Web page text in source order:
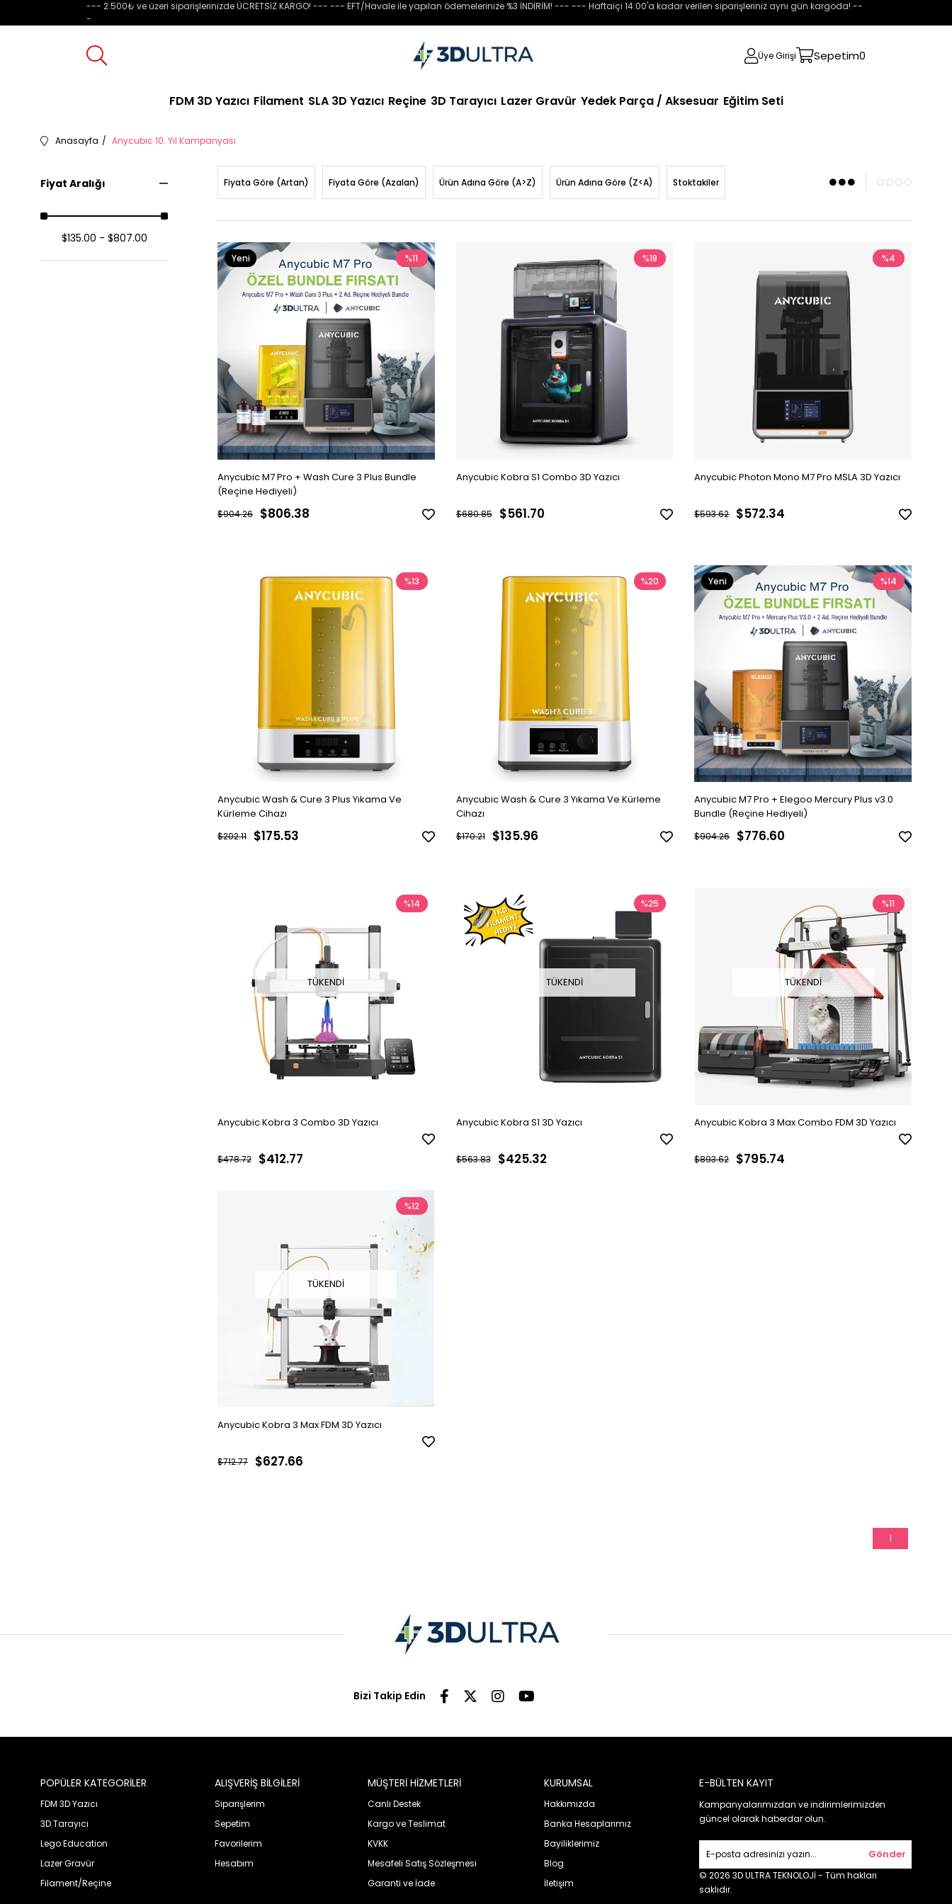
--- 2.500₺ ve üzeri siparişlerinizde ÜCRETSİZ KARGO! --- --- EFT/Havale ile yapılan ödemelerinize %3 İNDİRİM! --- --- Haftaiçi 14:00'a kadar verilen siparişleriniz aynı gün kargoda! --
-
Üye Girişi Sepetim0
FDM 3D Yazıcı Filament SLA 3D Yazıcı Reçine 3D Tarayıcı Lazer Gravür Yedek Parça / Aksesuar Eğitim Seti
Anasayfa Anycubic 10. Yıl Kampanyası
Fiyat Aralığı
$135.00 - $807.00
Fiyata Göre (Artan) Fiyata Göre (Azalan) Ürün Adına Göre (A>Z) Ürün Adına Göre (Z<A) Stoktakiler
Anycubic M7 Pro + Wash Cure 3 Plus Bundle
(Reçine Hediyeli)
$806.38
$904.26
%11
Yeni
Ürün
Anycubic Kobra S1 Combo 3D Yazıcı
$561.70
$680.85
%18
Anycubic Photon Mono M7 Pro MSLA 3D Yazıcı
$572.34
$593.62
%4
Anycubic Wash & Cure 3 Plus Yıkama Ve
Kürleme Cihazı
$175.53
$202.11
%13
Anycubic Wash & Cure 3 Yıkama Ve Kürleme
Cihazı
$135.96
$170.21
%20
Anycubic M7 Pro + Elegoo Mercury Plus v3.0
Bundle (Reçine Hediyeli)
$776.60
$904.26
%14
Yeni
Ürün
TÜKENDI
Anycubic Kobra 3 Combo 3D Yazıcı
$412.77
$478.72
%14
TÜKENDI
Anycubic Kobra S1 3D Yazıcı
$425.32
$563.83
%25
TÜKENDI
Anycubic Kobra 3 Max Combo FDM 3D Yazıcı
$795.74
$893.62
%11
TÜKENDI
Anycubic Kobra 3 Max FDM 3D Yazıcı
$627.66
$712.77
%12
1
Bizi Takip Edin
POPÜLER KATEGORİLER
FDM 3D Yazıcı
3D Tarayıcı
Lego Education
Lazer Gravür
Filament/Reçine
ALIŞVERİŞ BİLGİLERİ
Siparişlerim
Sepetim
Favorilerim
Hesabım
MÜŞTERİ HİZMETLERİ
Canlı Destek
Kargo ve Teslimat
KVKK
Mesafeli Satış Sözleşmesi
Garanti ve İade
KURUMSAL
Hakkımızda
Banka Hesaplarımız
Bayiliklerimiz
Blog
İletişim
E-BÜLTEN KAYIT
Kampanyalarımızdan ve indirimlerimizden
güncel olarak haberdar olun.
Gönder
© 2026 3D ULTRA TEKNOLOJİ - Tüm hakları
saklıdır.